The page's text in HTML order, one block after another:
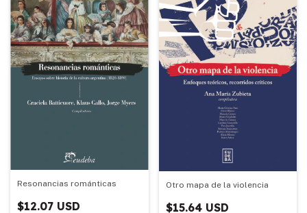
Resonancias románticas
$12.07 USD
Otro mapa de la violencia
$15.64 USD